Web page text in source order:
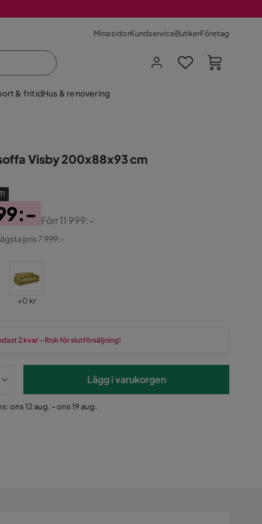
Mina sidorKundserviceButikerFöretag
& fritidHus & renovering
Visby 200x88x93 cm
Förr11 999:-
pris 7 999:-
Pris
+0 kr
2 kvar - Risk för slutförsäljning!
Lägg i varukorgen
ons 12 aug. - ons 19 aug.